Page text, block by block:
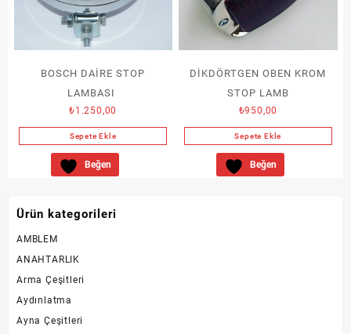
seçilebilir
BOSCH DAİRE STOP
LAMBASI
₺1.250,00
Sepete Ekle
Beğen
DİKDÖRTGEN OBEN KROM
STOP LAMB
₺950,00
Sepete Ekle
Beğen
Ürün kategorileri
AMBLEM
ANAHTARLIK
Arma Çeşitleri
Aydınlatma
Ayna Çeşitleri